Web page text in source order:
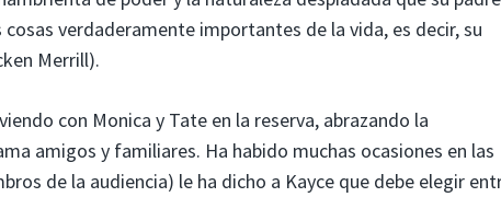
verdaderamente importantes de la vida, es decir, su
Merrill).
con Monica y Tate en la reserva, abrazando la
amigos y familiares. Ha habido muchas ocasiones en las
de la audiencia) le ha dicho a Kayce que debe elegir